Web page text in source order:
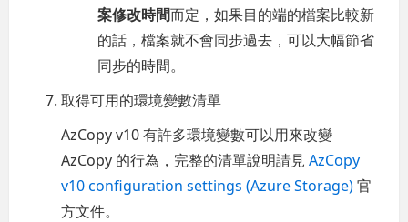
案修改時間而定，如果目的端的檔案比較新
的話，檔案就不會同步過去，可以大幅節省
同步的時間。
取得可用的環境變數清單
AzCopy v10 有許多環境變數可以用來改變
AzCopy 的行為，完整的清單說明請見AzCopy
v10 configuration settings (Azure Storage)官
方文件。